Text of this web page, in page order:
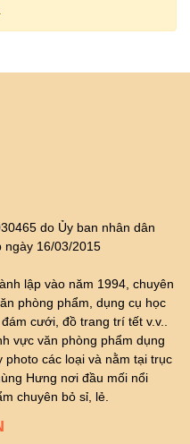
do Ủy ban nhân dân
ngày 16/03/2015
lập vào năm 1994, chuyên
phòng phẩm, dụng cụ học
cưới, đồ trang trí tết v.v..
vực văn phòng phẩm dụng
các loại và nằm tại trục
Hưng nơi đầu mối nổi
chuyên bỏ sỉ, lẻ.